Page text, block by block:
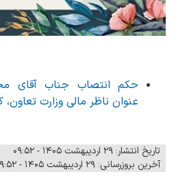
حکم انتصاب جناب آقای
عنوان ناظر مالی وزارت تعاون،
تاریخ انتشار: ۲۹ اردیبهشت ۱۴۰۵ - ۰۹:۵۲
آخرین بروزرسانی: ۲۹ اردیبهشت ۱۴۰۵ - ۰۹:۵۲